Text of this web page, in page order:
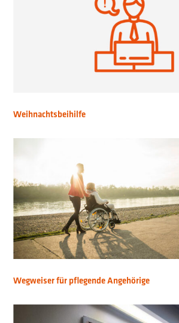
Weihnachtsbeihilfe
Wegweiser für pflegende Angehörige